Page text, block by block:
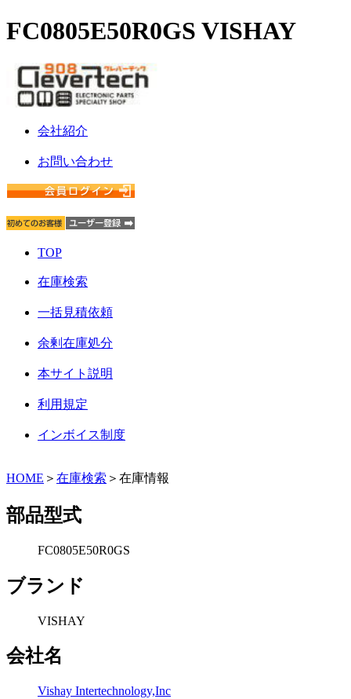
FC0805E50R0GS VISHAY
会社紹介
お問い合わせ
TOP
在庫検索
一括見積依頼
余剰在庫処分
本サイト説明
利用規定
インボイス制度
HOME ＞ 在庫検索 ＞在庫情報
部品型式
FC0805E50R0GS
ブランド
VISHAY
会社名
Vishay Intertechnology,Inc